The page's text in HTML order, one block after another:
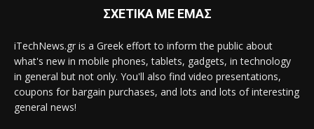
ΣΧΕΤΙΚΑ ΜΕ ΕΜΑΣ
iTechNews.gr is a Greek effort to inform the public about
what's new in mobile phones, tablets, gadgets, in technology
in general but not only. You'll also find video presentations,
coupons for bargain purchases, and lots and lots of interesting
general news!